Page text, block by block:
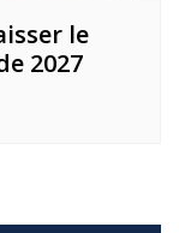
le
2027